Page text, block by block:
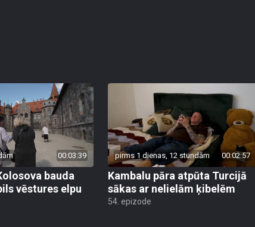
00:03:39
bauda
vēstures elpu
pirms 1 dienas, 12 stundām 00:02:57
Kambalu pāra atpūta Turcijā
sākas ar nelielām ķibelēm
54. epizode